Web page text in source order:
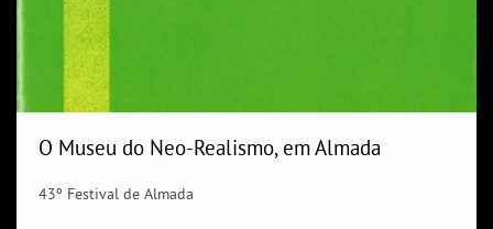
O Museu do Neo-Realismo, em Almada
43º Festival de Almada